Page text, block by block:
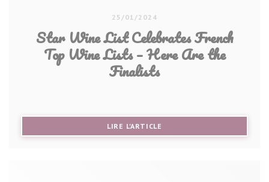
25/01/2024
Star Wine List Celebrates French
Top Wine Lists – Here Are the
Finalists
LIRE L'ARTICLE